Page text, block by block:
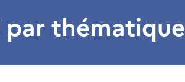
par thématique